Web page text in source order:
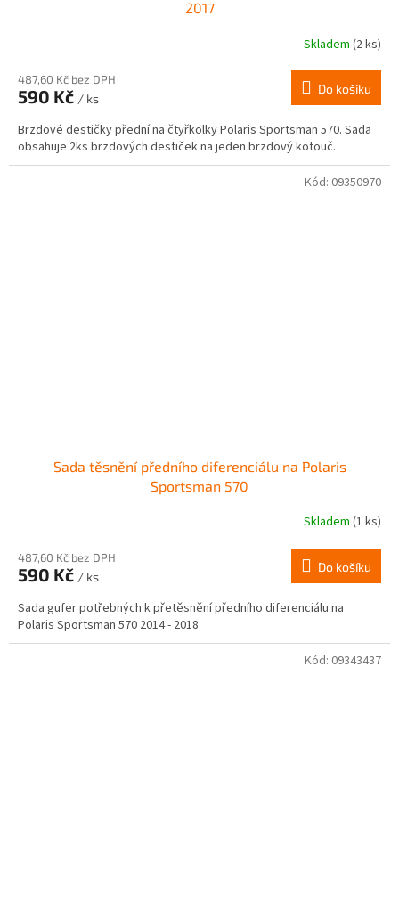
2017
Skladem (2 ks)
487,60 Kč bez DPH
590 Kč / ks
Do košíku
Brzdové destičky přední na čtyřkolky Polaris Sportsman 570. Sada
obsahuje 2ks brzdových destiček na jeden brzdový kotouč.
Sada těsnění předního diferenciálu na Polaris
Sportsman 570
Skladem (1 ks)
487,60 Kč bez DPH
590 Kč / ks
Do košíku
Sada gufer potřebných k přetěsnění předního diferenciálu na
Polaris Sportsman 570 2014 - 2018
Kód: 09350970
Kód: 09343437